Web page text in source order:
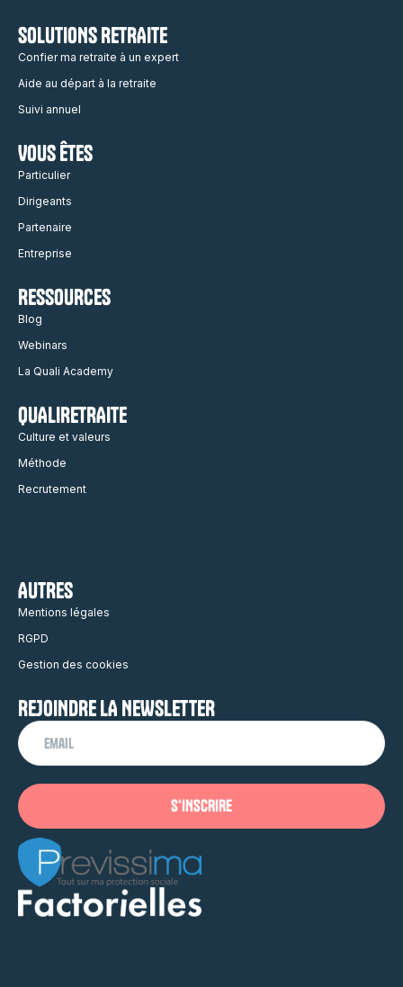
SOLUTIONS RETRAITE
Confier ma retraite à un expert
Aide au départ à la retraite
Suivi annuel
VOUS ÊTES
Particulier
Dirigeants
Partenaire
Entreprise
RESSOURCES
Blog
Webinars
La Quali Academy
QUALIRETRAITE
Culture et valeurs
Méthode
Recrutement
AUTRES
Mentions légales
RGPD
Gestion des cookies
REJOINDRE LA NEWSLETTER